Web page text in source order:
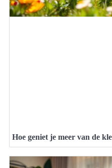
Hoe geniet je meer van de